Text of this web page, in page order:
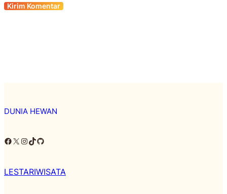
DUNIA HEWAN
Facebook X Instagram TikTok Github
LESTARIWISATA